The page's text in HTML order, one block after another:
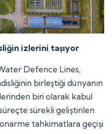
izlerini taşıyor
Defence Lines,
birleştiği dünyanın
biri olarak kabul
süreçte sürekli geliştirilen
tahkimatlara geçişi